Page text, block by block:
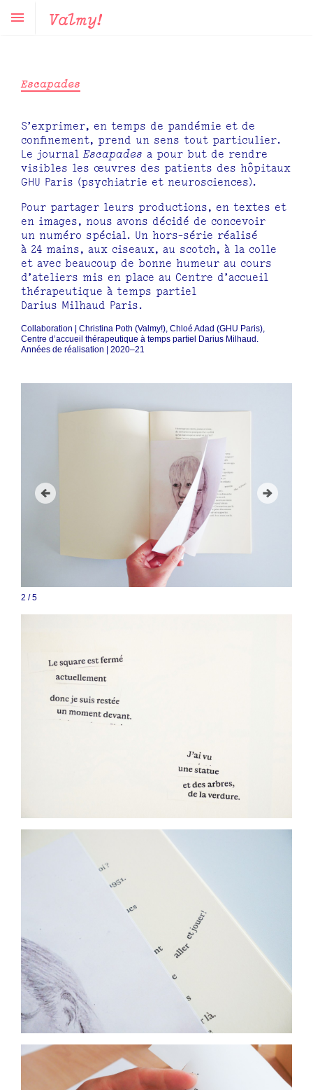
Valmy!
Escapades
S’exprimer, en temps de pandémie et de
confinement, prend un sens tout particulier.
Le journalEscapades a pour but de rendre
visibles les œuvres des patients des hôpitaux
GHU Paris (psychiatrie et neurosciences).
Pour partager leurs productions, en textes et
en images, nous avons décidé de concevoir
un numéro spécial. Un hors-série réalisé
à 24 mains, aux ciseaux, au scotch, à la colle
et avec beaucoup de bonne humeur au cours
d’ateliers mis en place au Centre d’accueil
thérapeutique à temps partiel
Darius Milhaud Paris.
Collaboration | Christina Poth (Valmy!), Chloé Adad (GHU Paris),
Centre d’accueil thérapeutique à temps partiel Darius Milhaud.
Années de réalisation | 2020–21
3 /5